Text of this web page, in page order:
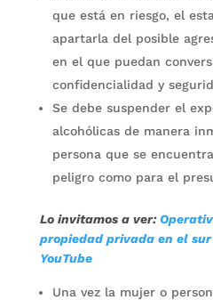
que está en riesgo, el
apartarla del posible
en el que puedan
confidencialidad y
Se debe suspender el
alcohólicas de manera
persona que se
peligro como para el
Lo invitamos a ver:
propiedad privada en el
YouTube
Una vez la mujer o